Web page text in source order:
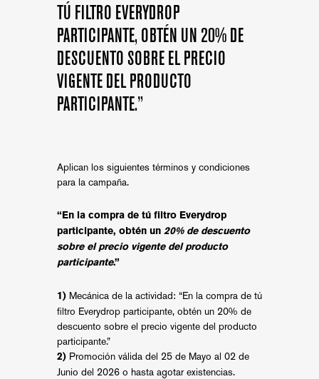
TÚ FILTRO EVERYDROP
PARTICIPANTE, OBTÉN UN 20% DE
DESCUENTO SOBRE EL PRECIO
VIGENTE DEL PRODUCTO
PARTICIPANTE.”
Aplican los siguientes términos y condiciones
para la campaña.
“En la compra de tú filtro Everydrop
participante, obtén un 20% de descuento
sobre el precio vigente del producto
participante.”
1) Mecánica de la actividad: “En la compra de tú
filtro Everydrop participante, obtén un 20% de
descuento sobre el precio vigente del producto
participante.”
2) Promoción válida del 25 de Mayo al 02 de
Junio del 2026 o hasta agotar existencias.